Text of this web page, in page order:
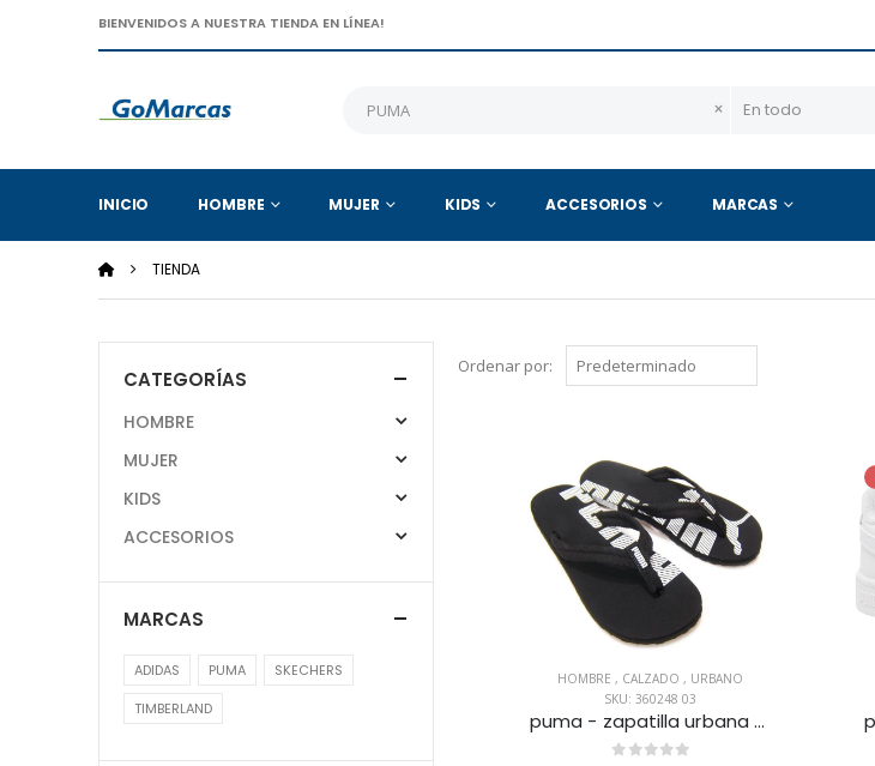
BIENVENIDOS A NUESTRA TIENDA EN LÍNEA!
×
INICIO HOMBRE MUJER KIDS ACCESORIOS MARCAS
TIENDA
Ordenar por:
HOMBRE, CALZADO, URBANO
SKU: 360248 03
puma - zapatilla urbana epic flip v2 para hombre
CATEGORÍAS
HOMBRE
MUJER
KIDS
ACCESORIOS
MARCAS
ADIDAS PUMA
SKECHERS
TIMBERLAND